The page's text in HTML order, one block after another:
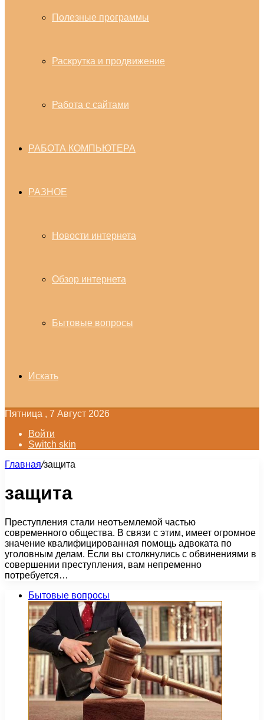
Полезные программы
Раскрутка и продвижение
Работа с сайтами
РАБОТА КОМПЬЮТЕРА
РАЗНОЕ
Новости интернета
Обзор интернета
Бытовые вопросы
Искать
Пятница , 7 Август 2026
Войти
Switch skin
Главная/защита
защита
Преступления стали неотъемлемой частью
современного общества. В связи с этим, имеет огромное
значение квалифицированная помощь адвоката по
уголовным делам. Если вы столкнулись с обвинениями в
совершении преступления, вам непременно
потребуется…
Бытовые вопросы